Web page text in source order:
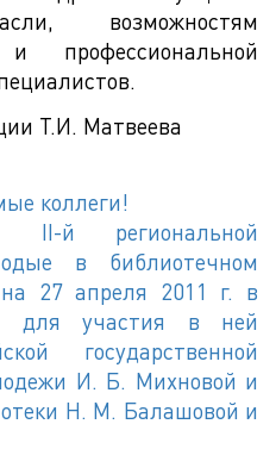
возможностям
профессиональной
Т.И. Матвеева
коллеги!
II-й региональной
в библиотечном
27 апреля 2011 г. в
для участия в ней
государственной
И. Б. Михновой и
Н. М. Балашовой и